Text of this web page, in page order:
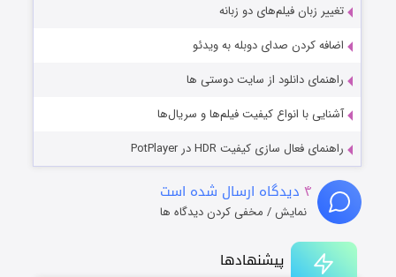
پیشنهادها
تغییر زبان فیلم‌های دو زبانه
اضافه کردن صدای دوبله به ویدئو
راهنمای دانلود از سایت دوستی ها
آشنایی با انواع کیفیت فیلم‌ها و سریال‌ها
راهنمای فعال سازی کیفیت HDR در PotPlayer
۴ دیدگاه ارسال شده است
نمایش / مخفی کردن دیدگاه ها